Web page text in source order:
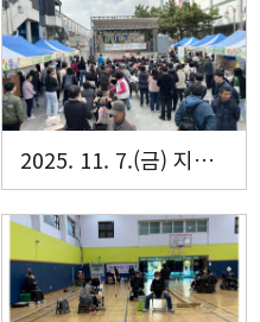
2025. 11. 7.(금) 지역사회 장애인자립생활 축제 [우리, 가치(같이)]